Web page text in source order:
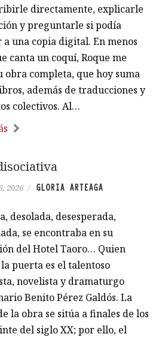
directamente, explicarle
y preguntarle si podía
a una copia digital. En menos
canta un coquí, Roque me
obra completa, que hoy suma
además de traducciones y
colectivos. Al…
2026 / GLORIA ARTEAGA
desolada, desesperada,
se encontraba en su
del Hotel Taoro… Quien
puerta es el talentoso
novelista y dramaturgo
Benito Pérez Galdós. La
la obra se sitúa a finales de los
del siglo XX; por ello, el